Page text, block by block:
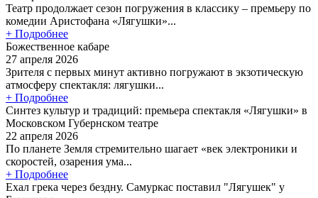
Театр продолжает сезон погружения в классику – премьеру по
комедии Аристофана «Лягушки»...
+ Подробнее
Божественное кабаре
27 апреля 2026
Зрителя с первых минут активно погружают в экзотическую
атмосферу спектакля: лягушки...
+ Подробнее
Синтез культур и традиций: премьера спектакля «Лягушки» в
Московском Губернском театре
22 апреля 2026
По планете Земля стремительно шагает «век электроники и
скоростей, озарения ума...
+ Подробнее
Ехал грека через бездну. Самуркас поставил "Лягушек" у